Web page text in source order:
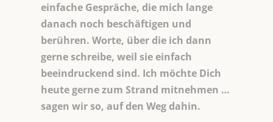
einfache Gespräche, die mich lange
danach noch beschäftigen und
berühren. Worte, über die ich dann
gerne schreibe, weil sie einfach
beeindruckend sind. Ich möchte Dich
heute gerne zum Strand mitnehmen …
sagen wir so, auf den Weg dahin.